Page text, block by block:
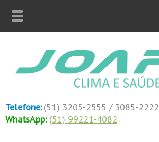
Telefone:(51) 3205-2555 / 3085-2222
WhatsApp: (51) 99221-4082